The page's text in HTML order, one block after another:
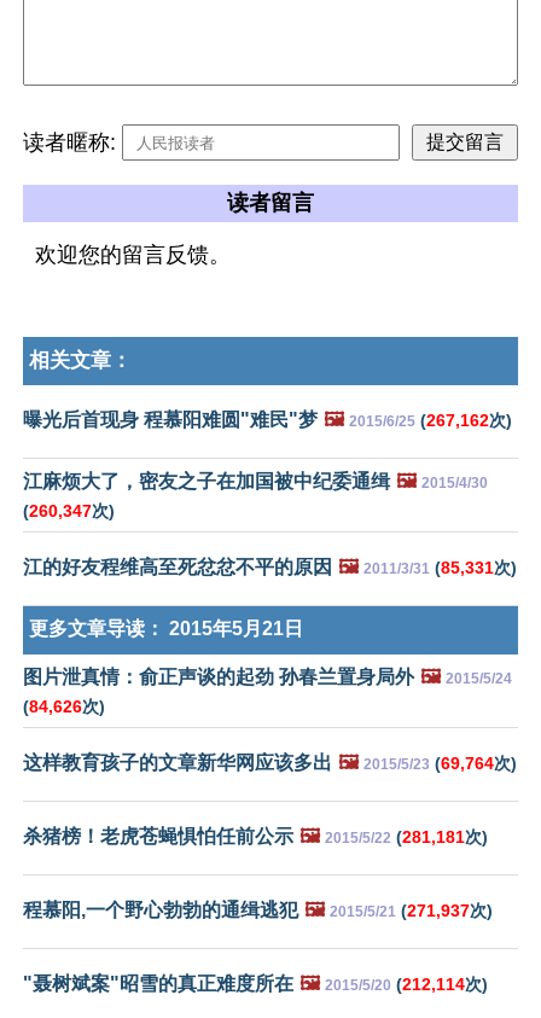
读者暱称:
读者留言
欢迎您的留言反馈。
相关文章：
曝光后首现身 程慕阳难圆"难民"梦 🖼️ 2015/6/25 (267,162次)
江麻烦大了，密友之子在加国被中纪委通缉 🖼️ 2015/4/30
(260,347次)
江的好友程维高至死忿忿不平的原因 🖼️ 2011/3/31 (85,331次)
更多文章导读： 2015年5月21日
图片泄真情：俞正声谈的起劲 孙春兰置身局外 🖼️ 2015/5/24
(84,626次)
这样教育孩子的文章新华网应该多出 🖼️ 2015/5/23 (69,764次)
杀猪榜！老虎苍蝇惧怕任前公示 🖼️ 2015/5/22 (281,181次)
程慕阳,一个野心勃勃的通缉逃犯 🖼️ 2015/5/21 (271,937次)
"聂树斌案"昭雪的真正难度所在 🖼️ 2015/5/20 (212,114次)